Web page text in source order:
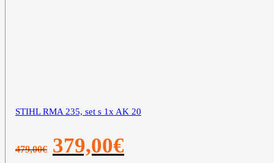
STIHL RMA 235, set s 1x AK 20
479,00€
Pôvodná
cena
379,00€